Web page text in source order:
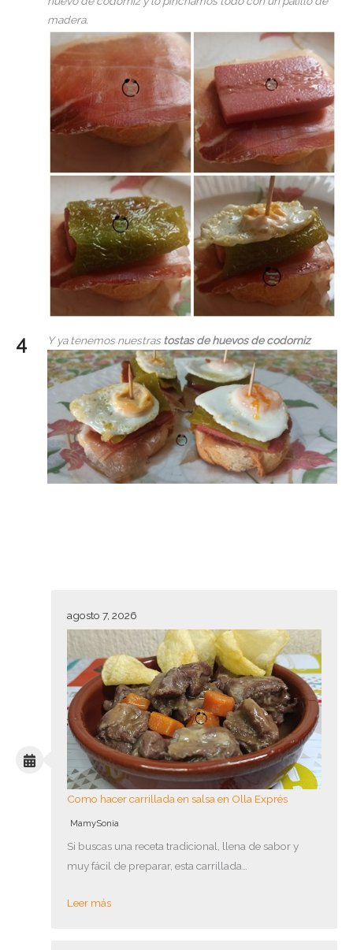
madera.
Y ya tenemos nuestrastostas de huevos de codorniz
agosto 7, 2026
Como hacer carrillada en salsa en Olla Exprés
MamySonia
Si buscas una receta tradicional, llena de sabor y
muy fácil de preparar, esta carrillada…
Leer más